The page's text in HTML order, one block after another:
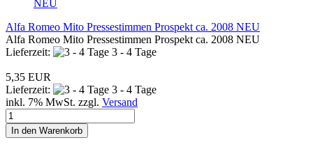
Alfa Romeo Mito Pressestimmen Prospekt ca. 2008 NEU
Alfa Romeo Mito Pressestimmen Prospekt ca. 2008 NEU
Lieferzeit:
3 - 4 Tage
5,35 EUR
Lieferzeit:
3 - 4 Tage
inkl. 7% MwSt. zzgl. Versand
In den Warenkorb